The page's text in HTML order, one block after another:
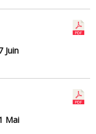
Juin
Mai